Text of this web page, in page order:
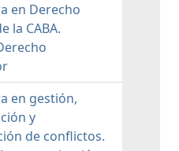
en Derecho
la CABA.
en gestión,
y
de conflictos.